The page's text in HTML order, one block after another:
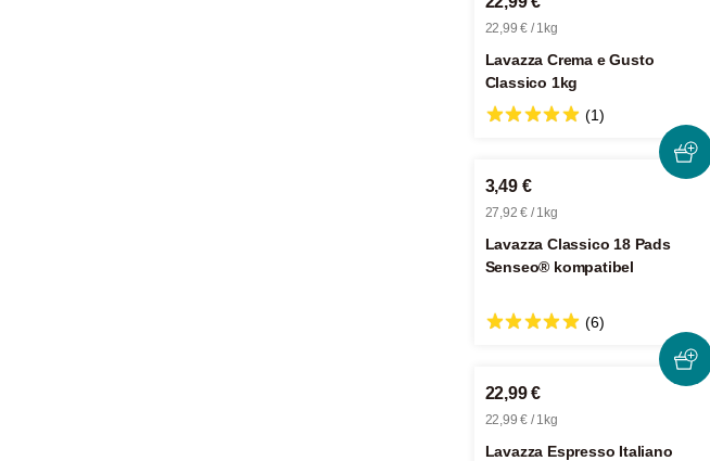
22,99 € / 1kg
Lavazza Crema e Gusto
Classico 1kg
(1)
3,49 €
27,92 € / 1kg
Lavazza Classico 18 Pads
Senseo® kompatibel
(6)
22,99 €
22,99 € / 1kg
Lavazza Espresso Italiano